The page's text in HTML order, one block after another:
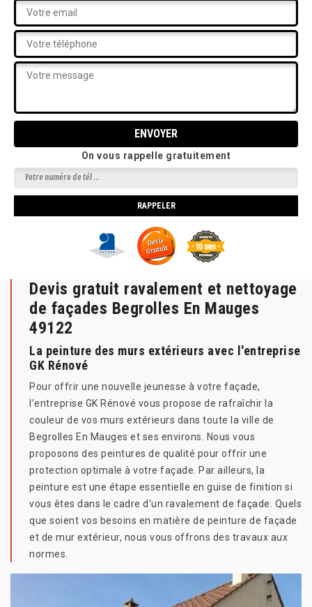
On vous rappelle gratuitement
Devis gratuit ravalement et nettoyage
de façades Begrolles En Mauges
49122
La peinture des murs extérieurs avec l'entreprise
GK Rénové
Pour offrir une nouvelle jeunesse à votre façade,
l'entreprise GK Rénové vous propose de rafraîchir la
couleur de vos murs extérieurs dans toute la ville de
Begrolles En Mauges et ses environs. Nous vous
proposons des peintures de qualité pour offrir une
protection optimale à votre façade. Par ailleurs, la
peinture est une étape essentielle en guise de finition si
vous êtes dans le cadre d'un ravalement de façade. Quels
que soient vos besoins en matière de peinture de façade
et de mur extérieur, nous vous offrons des travaux aux
normes.